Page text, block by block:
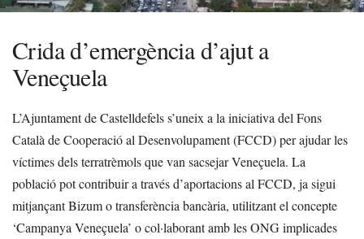
Crida d’emergència d’ajut a
Veneçuela
L’Ajuntament de Castelldefels s’uneix a la iniciativa del Fons
Català de Cooperació al Desenvolupament (FCCD) per ajudar les
víctimes dels terratrèmols que van sacsejar Veneçuela. La
població pot contribuir a través d’aportacions al FCCD, ja sigui
mitjançant Bizum o transferència bancària, utilitzant el concepte
‘Campanya Veneçuela’ o col·laborant amb les ONG implicades